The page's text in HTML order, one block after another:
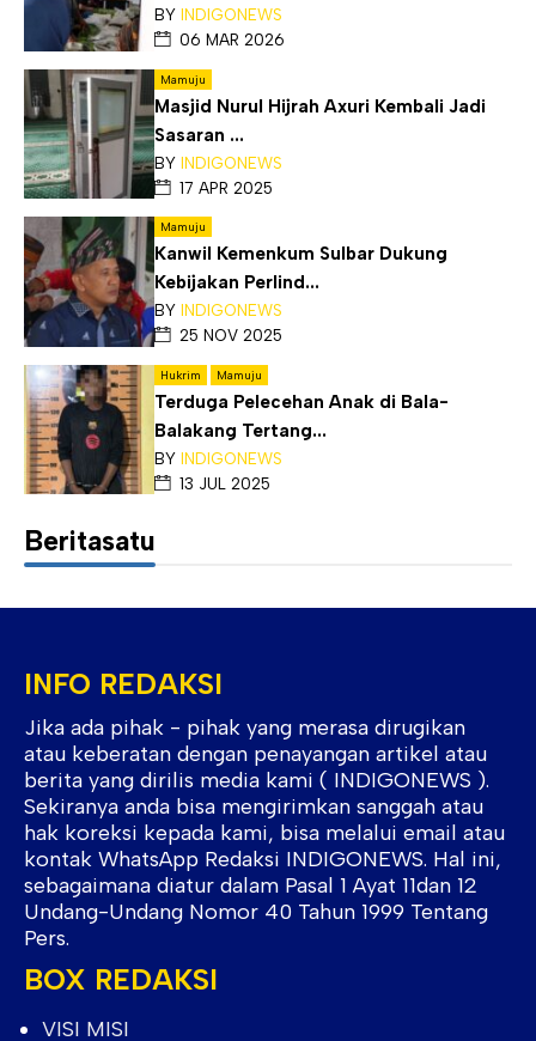
BY INDIGONEWS
06 MAR 2026
Mamuju
Masjid Nurul Hijrah Axuri Kembali Jadi
Sasaran ...
BY INDIGONEWS
17 APR 2025
Mamuju
Kanwil Kemenkum Sulbar Dukung
Kebijakan Perlind...
BY INDIGONEWS
25 NOV 2025
Hukrim Mamuju
Terduga Pelecehan Anak di Bala-
Balakang Tertang...
BY INDIGONEWS
13 JUL 2025
Beritasatu
INFO REDAKSI
Jika ada pihak - pihak yang merasa dirugikan
atau keberatan dengan penayangan artikel atau
berita yang dirilis media kami ( INDIGONEWS ).
Sekiranya anda bisa mengirimkan sanggah atau
hak koreksi kepada kami, bisa melalui email atau
kontak WhatsApp Redaksi INDIGONEWS. Hal ini,
sebagaimana diatur dalam Pasal 1 Ayat 11dan 12
Undang-Undang Nomor 40 Tahun 1999 Tentang
Pers.
BOX REDAKSI
VISI MISI